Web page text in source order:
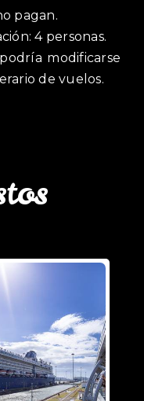
pagan.
4 personas.
modificarse
de vuelos.